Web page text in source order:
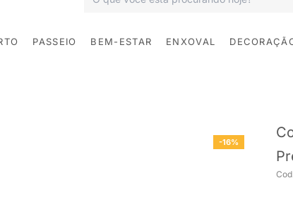
PASSEIO BEM-ESTAR ENXOVAL
-16%